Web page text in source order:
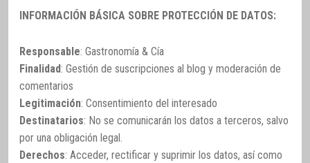
INFORMACIÓN BÁSICA SOBRE PROTECCIÓN DE DATOS:
Responsable: Gastronomía & Cía
Finalidad: Gestión de suscripciones al blog y moderación de
comentarios
Legitimación: Consentimiento del interesado
Destinatarios: No se comunicarán los datos a terceros, salvo
por una obligación legal.
Derechos: Acceder, rectificar y suprimir los datos, así como